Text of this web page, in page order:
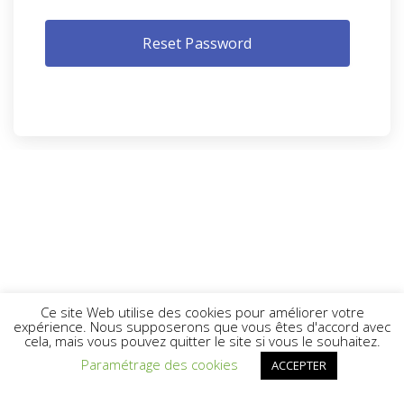
Ce site Web utilise des cookies pour améliorer votre
expérience. Nous supposerons que vous êtes d'accord avec
cela, mais vous pouvez quitter le site si vous le souhaitez.
Paramétrage des cookies
ACCEPTER